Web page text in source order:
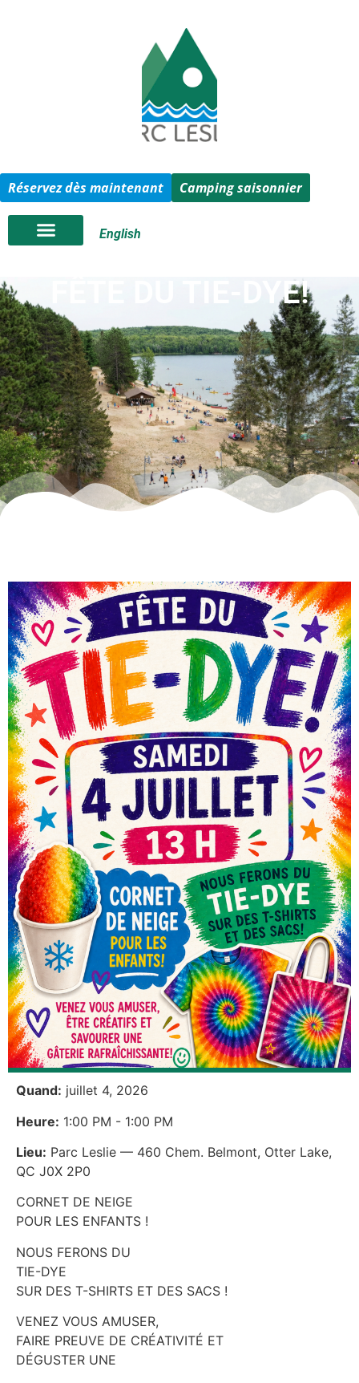
Réservez dès maintenant Camping saisonnier
English
FÊTE DU TIE-DYE!
Quand: juillet 4, 2026
Heure: 1:00 PM - 1:00 PM
Lieu: Parc Leslie — 460 Chem. Belmont, Otter Lake,
QC J0X 2P0
CORNET DE NEIGE
POUR LES ENFANTS !
NOUS FERONS DU
TIE-DYE
SUR DES T-SHIRTS ET DES SACS !
VENEZ VOUS AMUSER,
FAIRE PREUVE DE CRÉATIVITÉ ET
DÉGUSTER UNE